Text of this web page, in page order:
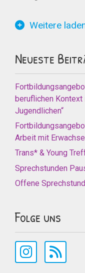
Weitere
Neueste
beruflichen Kontext
Jugendlichen“
Arbeit mit
Trans* & Young
Sprechstunden
Offene
Folge uns